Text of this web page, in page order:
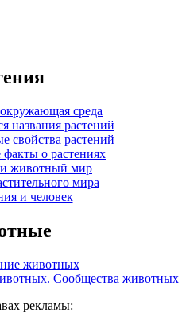
среда
названия растений
свойства растений
о растениях
и животный мир
мира
и человек
животных
Сообщества животных
рекламы: